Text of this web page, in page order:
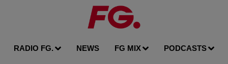
RADIO FG. NEWS FG MIX PODCASTS